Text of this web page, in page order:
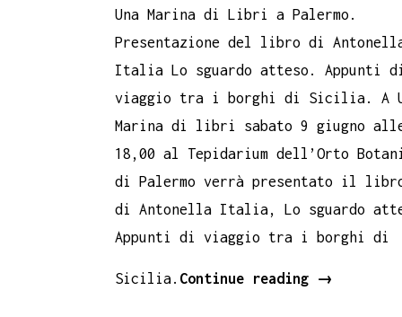
Una Marina di Libri a Palermo.
Presentazione del libro di
Italia Lo sguardo atteso. Appunti
viaggio tra i borghi di Sicilia. A
Marina di libri sabato 9 giugno
18,00 al Tepidarium dell’Orto
di Palermo verrà presentato il
di Antonella Italia, Lo sguardo
Appunti di viaggio tra i borghi di
Sicilia. Continue reading
Una
→